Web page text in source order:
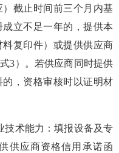
截止时间前三个月内基
立不足一年的，提供本
复印件）或提供供应商
3）。若供应商同时提供
，资格审核时以证明材
技术能力：填报设备及专
供应商资格信用承诺函